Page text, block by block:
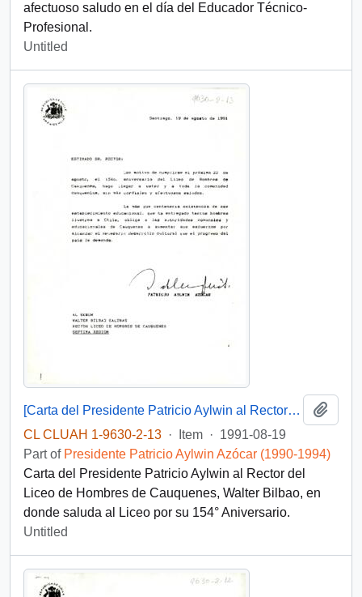
afectuoso saludo en el día del Educador Técnico-
Profesional.
Untitled
[Carta del Presidente Patricio Aylwin al Rector del Liceo de Hombres de Cauquenes]
CL CLUAH 1-9630-2-13 · Item · 1991-08-19
Part of Presidente Patricio Aylwin Azócar (1990-1994)
Carta del Presidente Patricio Aylwin al Rector del
Liceo de Hombres de Cauquenes, Walter Bilbao, en
donde saluda al Liceo por su 154° Aniversario.
Untitled